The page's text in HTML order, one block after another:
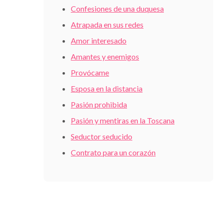
Confesiones de una duquesa
Atrapada en sus redes
Amor interesado
Amantes y enemigos
Provócame
Esposa en la distancia
Pasión prohibida
Pasión y mentiras en la Toscana
Seductor seducido
Contrato para un corazón